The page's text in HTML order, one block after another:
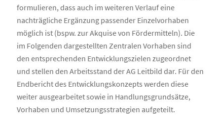
formulieren, dass auch im weiteren Verlauf eine
nachträgliche Ergänzung passender Einzelvorhaben
möglich ist (bspw. zur Akquise von Fördermitteln). Die
im Folgenden dargestellten Zentralen Vorhaben sind
den entsprechenden Entwicklungszielen zugeordnet
und stellen den Arbeitsstand der AG Leitbild dar. Für den
Endbericht des Entwicklungskonzepts werden diese
weiter ausgearbeitet sowie in Handlungsgrundsätze,
Vorhaben und Umsetzungsstrategien aufgeteilt.